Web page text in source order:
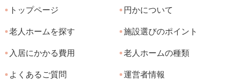
トップページ 円かについて
老人ホームを探す 施設選びのポイント
入居にかかる費用 老人ホームの種類
よくあるご質問 運営者情報